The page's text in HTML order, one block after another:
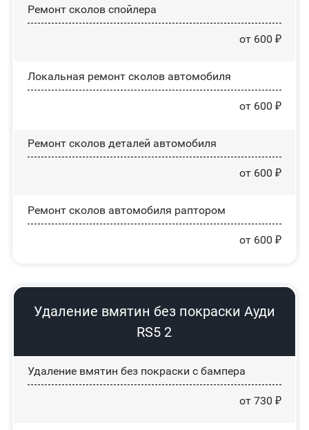
Ремонт сколов спойлера
от 600 ₽
Локальная ремонт сколов автомобиля
от 600 ₽
Ремонт сколов деталей автомобиля
от 600 ₽
Ремонт сколов автомобиля раптором
от 600 ₽
Удаление вмятин без покраски Ауди
RS5 2
Удаление вмятин без покраски с бампера
от 730 ₽